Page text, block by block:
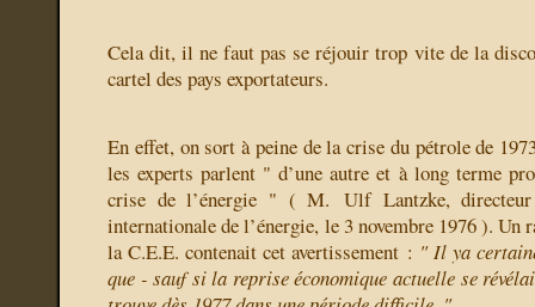
Cela dit, il ne faut pas se réjouir trop vite de la
cartel des pays exportateurs.
En effet, on sort à peine de la crise du pétrole de
les experts parlent " d’une autre et à long terme
crise de l’énergie " ( M. Ulf Lantzke, directeur
internationale de l’énergie, le 3 novembre 1976 ). Un
la C.E.E. contenait cet avertissement : " Il ya
que - sauf si la reprise économique actuelle se